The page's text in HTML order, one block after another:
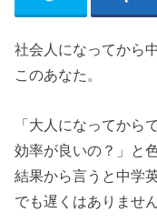
社会人になってから
このあなた。
「大人になってから
効率が良いの？」と
結果から言うと中学
でも遅くはありません